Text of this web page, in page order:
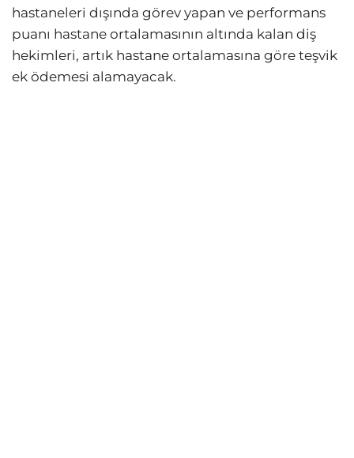
hastaneleri dışında görev yapan ve performans
puanı hastane ortalamasının altında kalan diş
hekimleri, artık hastane ortalamasına göre teşvik
ek ödemesi alamayacak.